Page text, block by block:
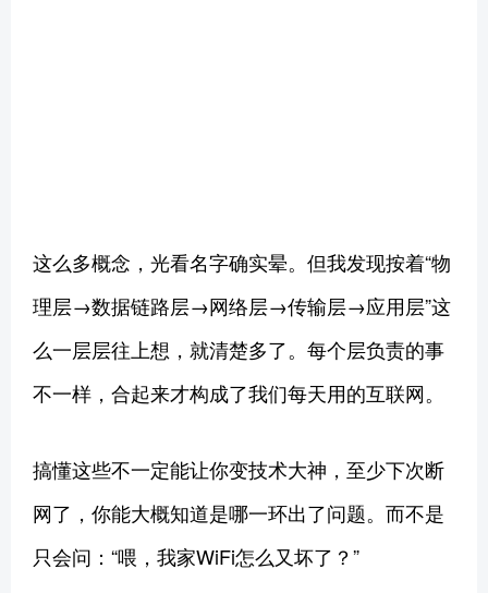
这么多概念，光看名字确实晕。但我发现按着“物
理层→数据链路层→网络层→传输层→应用层”这
么一层层往上想，就清楚多了。每个层负责的事
不一样，合起来才构成了我们每天用的互联网。
搞懂这些不一定能让你变技术大神，至少下次断
网了，你能大概知道是哪一环出了问题。而不是
只会问：“喂，我家WiFi怎么又坏了？”